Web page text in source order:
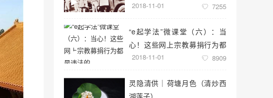
2018-11-01 7255
“e起学法”微课堂（六）：当
心！这些网上宗教募捐行为都
是违法的
2018-11-01 8909
灵隐清供｜​荷塘月色（清炒西